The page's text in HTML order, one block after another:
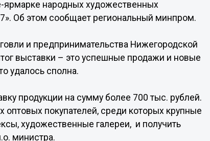
ярмарке народных художественных
Об этом сообщает региональный минпром.
и предпринимательства Нижегородской
выставки – это успешные продажи и новые
удалось сполна.
продукции на сумму более 700 тыс. рублей.
покупателей, среди которых крупные
художественные галереи, и получить
министра.